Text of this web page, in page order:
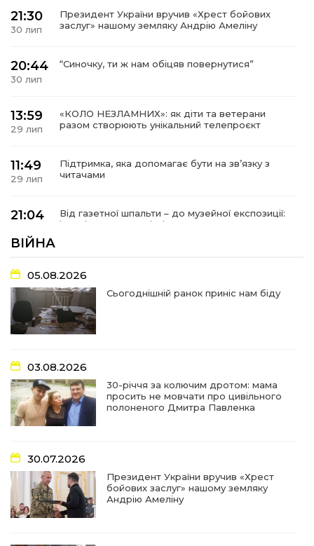
21:30
30 лип
Президент України вручив «Хрест бойових
заслуг» нашому земляку Андрію Амеліну
20:44
30 лип
“Синочку, ти ж нам обіцяв повернутися”
13:59
29 лип
«КОЛО НЕЗЛАМНИХ»: як діти та ветерани
разом створюють унікальний телепроєкт
11:49
29 лип
Підтримка, яка допомагає бути на зв’язку з
читачами
21:04
Від газетної шпальти – до музейної експозиції:
історії Героїв Барвінківщини стали частиною
17:18
27 лип
У Барвінківській громаді вшанували людей
найгуманнішої професії
16:29
22 лип
Медики Барвінківської громади
вдосконалюють професійні навички
15:09
22 лип
У Пригожому з дітьми та їх батьками
працювали фахівці благодійного фонду
07:17
“Мені й досі сниться син”: чотири роки світлої
пам`яті Олександра Шинкаря
11:06
20 лип
За дві доби — серія ворожих ударів по
Барвінківській громаді
14:38
У Барвінковому сталася пожежа у житловій
ВІЙНА
05.08.2026
Сьогоднішній ранок приніс нам біду
03.08.2026
30-річчя за колючим дротом: мама
просить не мовчати про цивільного
полоненого Дмитра Павленка
30.07.2026
Президент України вручив «Хрест
бойових заслуг» нашому земляку
Андрію Амеліну